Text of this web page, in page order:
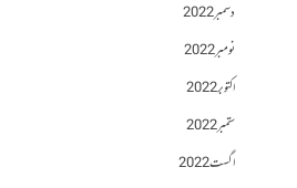
دسمبر 2022
نومبر 2022
اکتوبر 2022
ستمبر 2022
اگست 2022